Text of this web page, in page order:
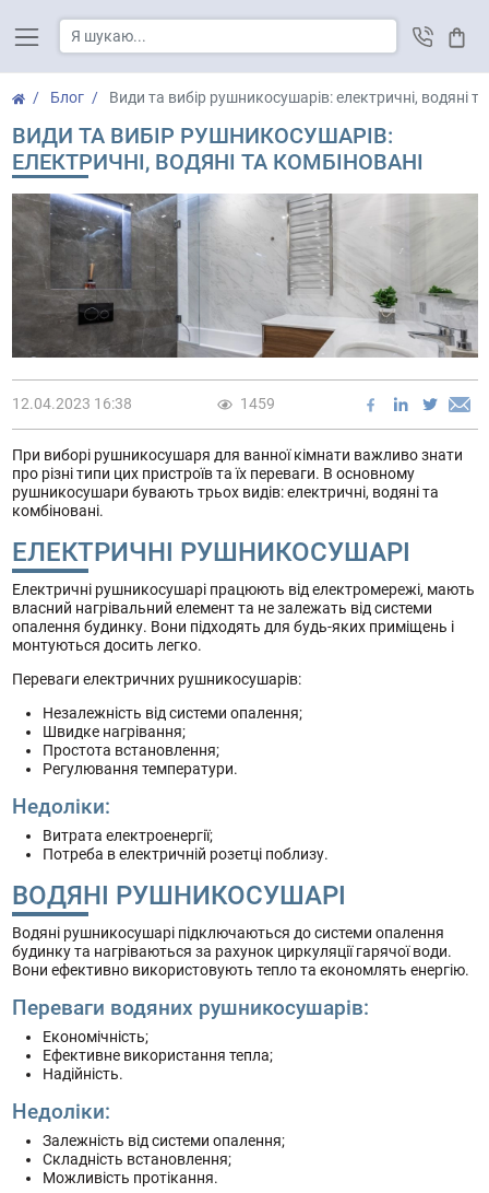
Блог Види та вибір рушникосушарів: електричні, водяні
ВИДИ ТА ВИБІР РУШНИКОСУШАРІВ:
ЕЛЕКТРИЧНІ, ВОДЯНІ ТА КОМБІНОВАНІ
12.04.2023 16:38 1459
При виборі рушникосушаря для ванної кімнати важливо знати
про різні типи цих пристроїв та їх переваги. В основному
рушникосушари бувають трьох видів: електричні, водяні та
комбіновані.
ЕЛЕКТРИЧНІ РУШНИКОСУШАРІ
Електричні рушникосушарі працюють від електромережі, мають
власний нагрівальний елемент та не залежать від системи
опалення будинку. Вони підходять для будь-яких приміщень і
монтуються досить легко.
Переваги електричних рушникосушарів:
Незалежність від системи опалення;
Швидке нагрівання;
Простота встановлення;
Регулювання температури.
Недоліки:
Витрата електроенергії;
Потреба в електричній розетці поблизу.
ВОДЯНІ РУШНИКОСУШАРІ
Водяні рушникосушарі підключаються до системи опалення
будинку та нагріваються за рахунок циркуляції гарячої води.
Вони ефективно використовують тепло та економлять енергію.
Переваги водяних рушникосушарів:
Економічність;
Ефективне використання тепла;
Надійність.
Недоліки:
Залежність від системи опалення;
Складність встановлення;
Можливість протікання.